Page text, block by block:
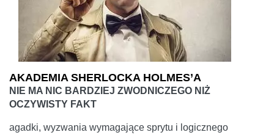
AKADEMIA SHERLOCKA HOLMES’A
NIE MA NIC BARDZIEJ ZWODNICZEGO NIŻ
OCZYWISTY FAKT
agadki, wyzwania wymagające sprytu i logicznego